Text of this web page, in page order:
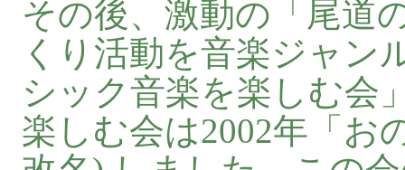
その後、激動の「尾道
くり活動を音楽ジャン
シック音楽を楽しむ会
楽しむ会は2002年「お